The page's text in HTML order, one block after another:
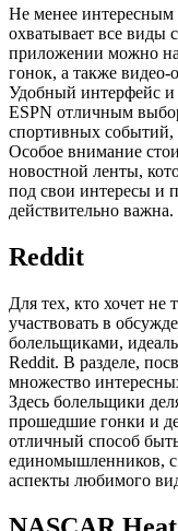
Не менее интересным
охватывает все виды
приложении можно
гонок, а также видео-
Удобный интерфейс
ESPN отличным
спортивных событий,
Особое внимание
новостной ленты,
под свои интересы и
действительно важна.
Reddit
Для тех, кто хочет не
участвовать в
болельщиками,
Reddit. В разделе,
множество
Здесь болельщики
прошедшие гонки и
отличный способ
единомышленников,
аспекты любимого